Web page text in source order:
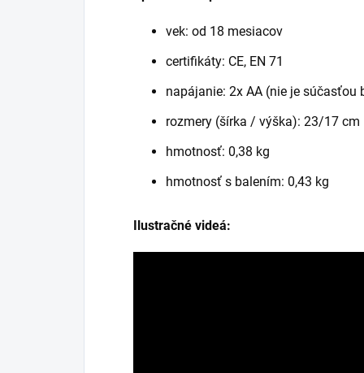
vek: od 18 mesiacov
certifikáty: CE, EN 71
napájanie: 2x AA (nie je súčasťou
rozmery (šírka / výška): 23/17 cm
hmotnosť: 0,38 kg
hmotnosť s balením: 0,43 kg
Ilustračné videá: